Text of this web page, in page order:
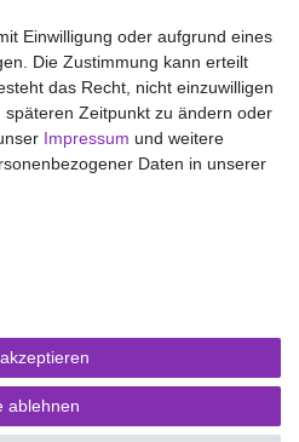
Versand
Rückgaberecht
AGB
Einwilligung oder aufgrund eines
Die Zustimmung kann erteilt
das Recht, nicht einzuwilligen
Zeitpunkt zu ändern oder
Impressum und weitere
Daten in unserer
ablehnen